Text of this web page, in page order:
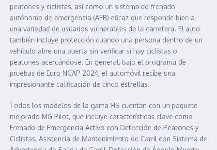
peatones y ciclistas, así como un sistema de frenado
autónomo de emergencia (AEB) eficaz que responde bien a
una variedad de usuarios vulnerables de la carretera. El auto
también incluye protección cuando una persona dentro de un
vehículo abre una puerta sin verificar si hay ciclistas o
peatones acercándose. En general, bajo el programa de
pruebas de Euro NCAP 2024, el automóvil recibe una
impresionante calificación de cinco estrellas.
Todos los modelos de la gama HS cuentan con un paquete
mejorado MG Pilot, que incluye características clave como
Frenado de Emergencia Activo con Detección de Peatones y
Ciclistas, Asistencia de Mantenimiento de Carril con Sistema de